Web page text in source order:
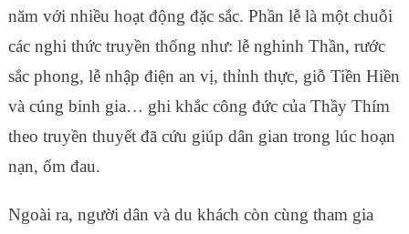
năm với nhiều hoạt động đặc sắc. Phần lễ là một chuỗi
các nghi thức truyền thống như: lễ nghinh Thần, rước
sắc phong, lễ nhập điện an vị, thỉnh thực, giỗ Tiền Hiền
và cúng binh gia… ghi khắc công đức của Thầy Thím
theo truyền thuyết đã cứu giúp dân gian trong lúc hoạn
nạn, ốm đau.
Ngoài ra, người dân và du khách còn cùng tham gia